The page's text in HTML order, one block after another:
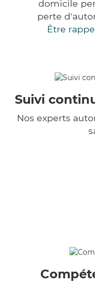
domicile
perte
Être
Suivi
Nos experts